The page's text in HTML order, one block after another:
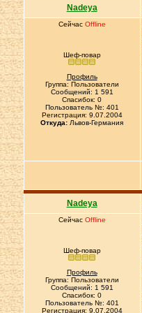
Nadeya
Сейчас Offline
Шеф-повар
Профиль
Группа: Пользователи
Сообщений: 1 591
Спасибок: 0
Пользователь №: 401
Регистрация: 9.07.2004
Откуда: Львов-Германия
Nadeya
Сейчас Offline
Шеф-повар
Профиль
Группа: Пользователи
Сообщений: 1 591
Спасибок: 0
Пользователь №: 401
Регистрация: 9.07.2004